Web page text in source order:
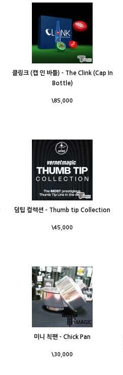
클링크 (캡 인 바틀) - The Clink (Cap In
Bottle)
\85,000
덤팁 컬렉션 - Thumb tip Collection
\45,000
미니 칙팬 - Chick Pan
\30,000